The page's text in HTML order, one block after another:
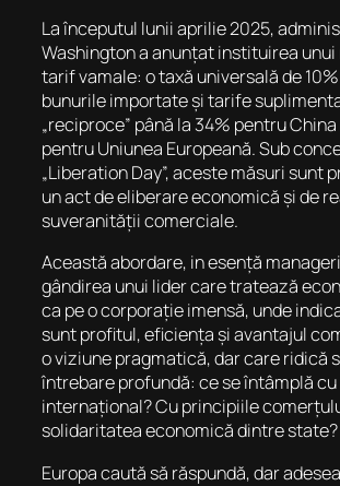
La începutul lunii aprilie 2025,
Washington a anunțat instituirea unui
tarif vamale: o taxă universală de
bunurile importate și tarife
„reciproce” până la 34% pentru
pentru Uniunea Europeană. Sub
„Liberation Day”, aceste măsuri sunt
un act de eliberare economică și de
suveranității comerciale.
Această abordare, in esență
gândirea unui lider care tratează
ca pe o corporație imensă, unde
sunt profitul, eficiența și avantajul
o viziune pragmatică, dar care ridică
întrebare profundă: ce se întâmplă
internațional? Cu principiile
solidaritatea economică dintre state?
Europa caută să răspundă, dar